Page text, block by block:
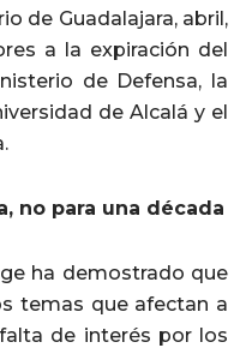
de Guadalajara, abril,
a la expiración del
de Defensa, la
de Alcalá y el
no para una década
ha demostrado que
temas que afectan a
falta de interés por los